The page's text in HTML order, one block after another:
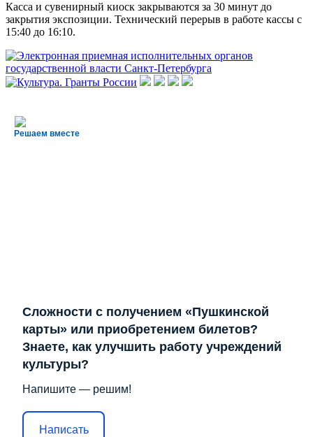
Касса и сувенирный киоск закрываются за 30 минут до
закрытия экспозиции. Технический перерыв в работе кассы с
15:40 до 16:10.
Решаем вместе
Сложности с получением «Пушкинской
карты» или приобретением билетов?
Знаете, как улучшить работу учреждений
культуры?
Напишите — решим!
Написать